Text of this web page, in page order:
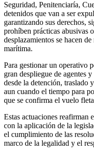
Seguridad, Penitenciaría,
detenidos que van a ser
garantizando sus derechos,
prohíben prácticas abusivas
desplazamientos se hacen
marítima.
Para gestionar un operativo
gran despliegue de agentes
desde la detención, traslado
aun cuando el tiempo para
que se confirma el vuelo
Estas actuaciones reafirman
con la aplicación de la
el cumplimiento de las
marco de la legalidad y el